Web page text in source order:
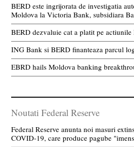
BERD este ingrijorata de investigatia
Moldova la Victoria Bank, subsidiara
BERD dezvaluie cat a platit pe actiunile
ING Bank si BERD finanteaza parcul
EBRD hails Moldova banking
Noutati Federal Reserve
Federal Reserve anunta noi masuri
COVID-19, care produce pagube